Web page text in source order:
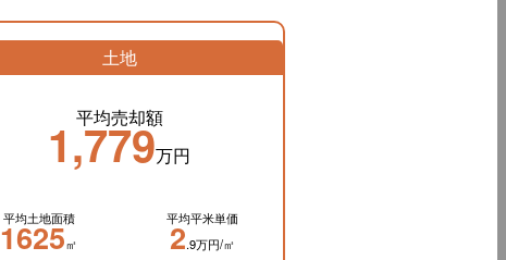
土地
平均売却額
1,779万円
平均土地面積
1625㎡
平均平米単価
2.9万円/㎡